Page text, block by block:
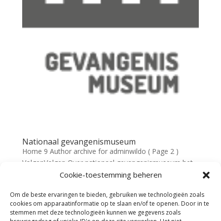
Cookie-toestemming beheren
Om de beste ervaringen te bieden, gebruiken we technologieën zoals
cookies om apparaatinformatie op te slaan en/of te openen. Door in te
stemmen met deze technologieën kunnen we gegevens zoals
Nationaal gevangenismuseum
Home 9 Author archive for adminwildo ( Page 2 )
VolgenVolgen Over nationaal gevangenismuseum het
gevangenismuseum vertelt verhalen over de gevolgen
over armoede, verpaupering, misdaad en straf.
Verhalen die je...